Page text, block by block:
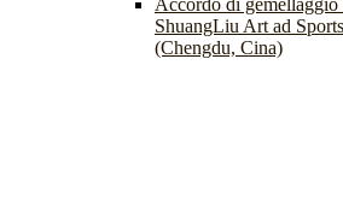
Accordo di
ShuangLiu Art ad
(Chengdu, Cina)